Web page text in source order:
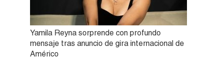
Yamila Reyna sorprende con profundo
mensaje tras anuncio de gira internacional de
Américo